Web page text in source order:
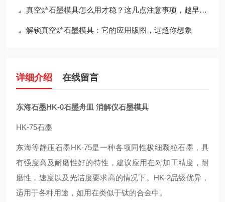
真空炉石墨模具怎么用才稳？这几点注意事项，越早知道越省心
解锁真空炉石墨模具：它的应用版图，远超你想象
详细介绍 在线留言
东海石墨HK-0石墨舟皿 消解仪石墨模具
HK-75石墨
东海等静压石墨HK-75是一种各项同性极细颗粒石墨，具
有强度高及耐磨性好的特性，建议应用在对加工精度，耐
磨性，速度以及光洁度要求高的情况下。HK-2品级优异，
适用于各种用途，如用在类似于钛的合金中。